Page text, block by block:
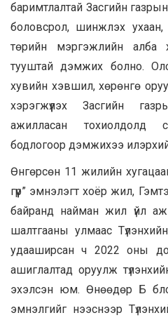
баримтлалтай Засгийн
боловсрол, шинжлэх
төрийн мэргэжлийн алба
тууштай дэмжих болно.
хувийн хэвшил, хөрөнгө
хэрэгжүүлэх Засгийн
ажилласан тохиолдолд
бодлогоор дэмжихээ
Өнгөрсөн 11 жилийн
гүүр” эмнэлэгт хоёр жил,
байранд найман жил үйл
шалтгааны улмаас
удааширсан ч 2022 оны
ашиглалтад оруулж
эхэлсэн юм. Өнөөдөр Б
эмнэлгийг нээснээр